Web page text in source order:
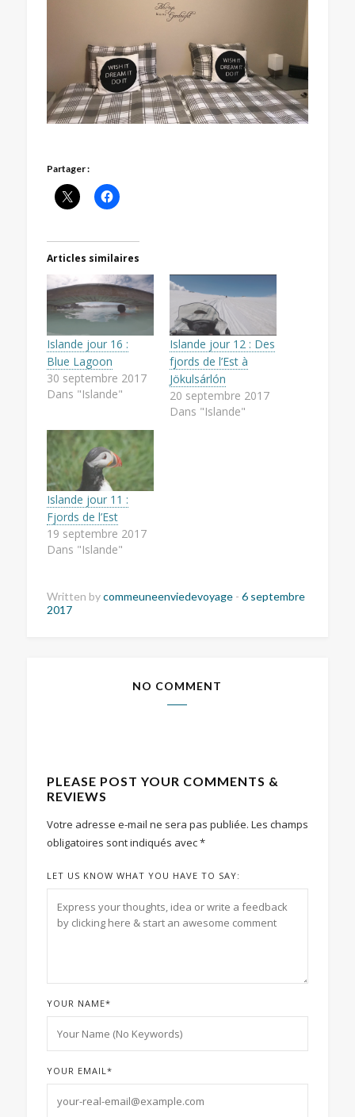
Partager :
Articles similaires
Islande jour 16 :
Blue Lagoon
30 septembre 2017
Dans "Islande"
Islande jour 12 : Des
fjords de l’Est à
Jökulsárlón
20 septembre 2017
Dans "Islande"
Islande jour 11 :
Fjords de l’Est
19 septembre 2017
Dans "Islande"
Written bycommeuneenviedevoyage - 6 septembre
2017
NO COMMENT
PLEASE POST YOUR COMMENTS &
REVIEWS
Votre adresse e-mail ne sera pas publiée. Les champs
obligatoires sont indiqués avec*
LET US KNOW WHAT YOU HAVE TO SAY:
YOUR NAME*
YOUR EMAIL*